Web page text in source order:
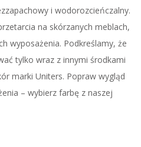
i wodorozcieńczalny.
na skórzanych meblach,
wyposażenia. Podkreślamy, że
tylko wraz z innymi środkami
marki Uniters. Popraw wygląd
– wybierz farbę z naszej